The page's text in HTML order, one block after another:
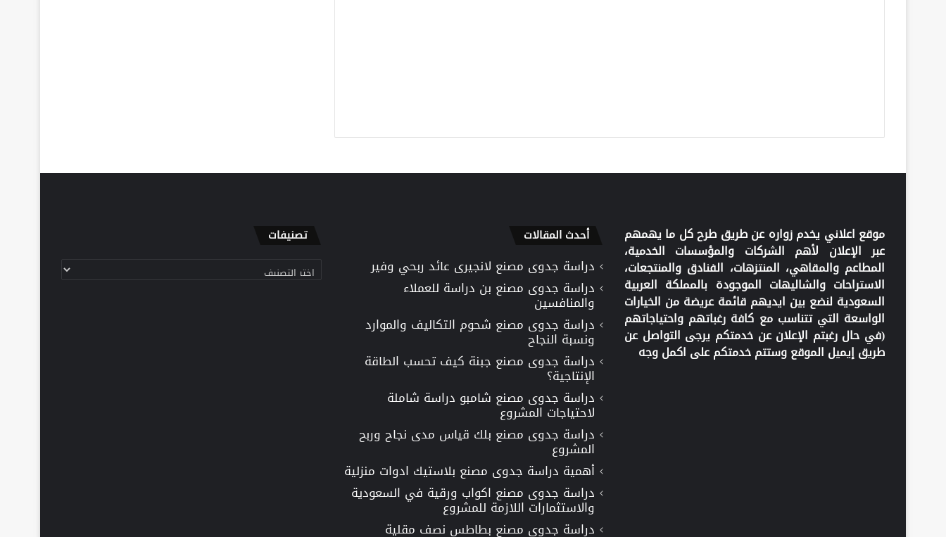
موقع اعلاني يخدم زواره عن طريق طرح كل ما يهمهم
عبر الإعلان لأهم الشركات والمؤسسات الخدمية،
المطاعم والمقاهي، المنتزهات، الفنادق والمنتجعات،
الاستراحات والشاليهات الموجودة بالمملكة العربية
السعودية لنضع بين ايديهم قائمة عريضة من الخيارات
الواسعة التي تتناسب مع كافة رغباتهم واحتياجاتهم
(في حال رغبتم الإعلان عن خدمتكم يرجى التواصل عن
طريق إيميل الموقع وستتم خدمتكم على اكمل وجه
أحدث المقالات
دراسة جدوى مصنع لانجيرى عائد ربحي وفير
دراسة جدوى مصنع بن دراسة للعملاء
والمنافسين
دراسة جدوى مصنع شحوم التكاليف والموارد
ونسبة النجاح
دراسة جدوى مصنع جبنة كيف تحسب الطاقة
الإنتاجية؟
دراسة جدوى مصنع شامبو دراسة شاملة
لاحتياجات المشروع
دراسة جدوى مصنع بلك قياس مدى نجاح وربح
المشروع
أهمية دراسة جدوى مصنع بلاستيك ادوات منزلية
دراسة جدوى مصنع اكواب ورقية في السعودية
والاستثمارات اللازمة للمشروع
دراسة جدوى مصنع بطاطس نصف مقلية
تصنيفات
تصنيفات